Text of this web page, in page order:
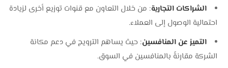
الشراكات التجارية: من خلال التعاون مع قنوات توزيع أخرى لزيادة
احتمالية الوصول إلى العملاء.
التميز عن المنافسين: حيث يساهم الترويج في دعم مكانة
الشركة مقارنةً بالمنافسين في السوق.